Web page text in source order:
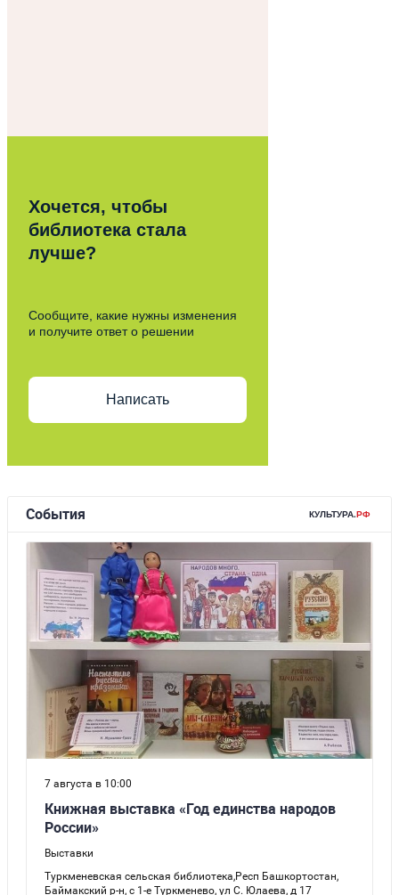
Хочется, чтобы
библиотека стала
лучше?
Сообщите, какие нужны изменения
и получите ответ о решении
Написать